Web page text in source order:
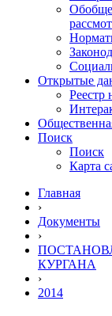
Открытые
Реестр
Поиск
Поиск
Карта
Главная
›
Документы
›
КУРГАНА
›
2014